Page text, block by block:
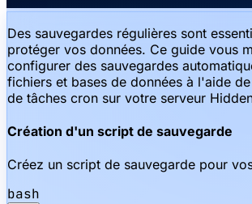
Des sauvegardes régulières sont
protéger vos données. Ce guide vous
configurer des sauvegardes
fichiers et bases de données à l'aide
de tâches cron sur votre serveur
Création d'un script de sauvegarde
Créez un script de sauvegarde pour
bash